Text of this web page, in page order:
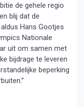
de gehele regio
blij dat de
Hans Gootjes
Nationale
uit om samen met
bijdrage te leveren
beperking